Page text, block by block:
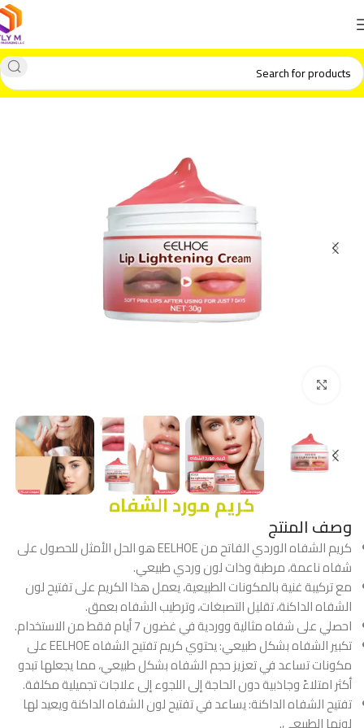
كريم مورد الشفاه
وصف المنتج
كريم الشفاه الوردي الفاتح من EELHOE هو الحل الأمثل للحصول على
شفاه ناعمة، مرطبة وذات لون وردي طبيعي.
مع تركيبة غنية بالمكونات الطبيعية، يعمل هذا الكريم على تفتيح لون
الشفاه الداكنة، تقليل التصبغات، وترطيب الشفاه بعمق.
احصلي على شفاه مثالية ووردية في غضون 7 أيام فقط من الاستخدام.
تكبير الشفاه بشكل طبيعي: يحتوي كريم تفتيح الشفاه EELHOE على
مكونات تساعد في تعزيز حجم الشفاه بشكل طبيعي، مما يجعلها تبدو
أكثر امتلاءً وجاذبية دون الحاجة إلى اللجوء إلى علاجات تجميلية مكلفة.
تفتيح الشفاه الداكنة: يساعد في تفتيح لون الشفاه الداكنة ويعيد لها